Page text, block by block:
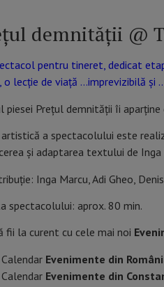
demnității @
pentru tineret, dedicat
o lecție de viață …imprevizibilă și
piesei Prețul demnității îi
artistică a spectacolului este
și adaptarea textului de Inga
Inga Marcu, Adi Gheo,
spectacolului: aprox. 80 min.
fii la curent cu cele mai noi
Calendar Evenimente din
Calendar Evenimente din